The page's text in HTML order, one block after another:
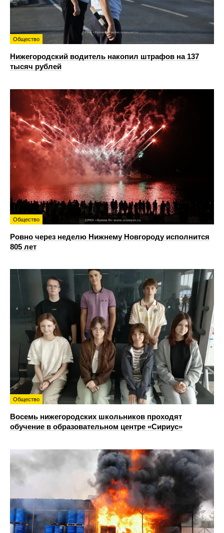
Общество
Нижегородский водитель накопил штрафов на 137
тысяч рублей
Общество
Ровно через неделю Нижнему Новгороду исполнится
805 лет
Общество
Восемь нижегородских школьников проходят
обучение в образовательном центре «Сириус»